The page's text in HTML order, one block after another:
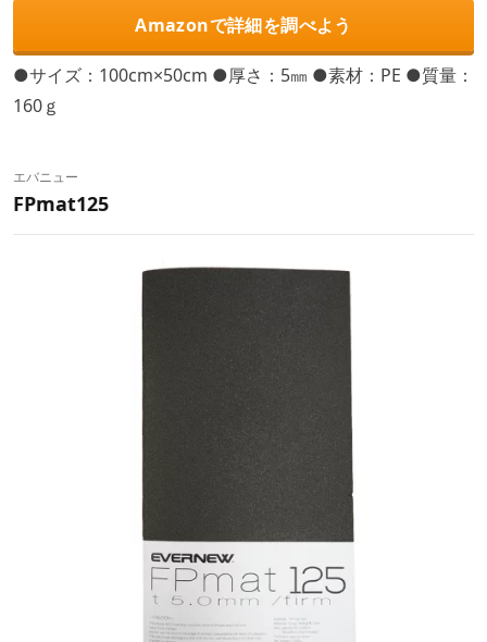
Amazonで詳細を調べよう
●サイズ：100cm×50cm ●厚さ：5㎜ ●素材：PE ●質量：
160ｇ
エバニュー
FPmat125